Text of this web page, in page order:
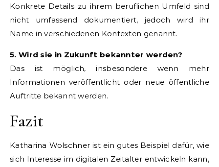
Konkrete Details zu ihrem beruflichen Umfeld sind
nicht umfassend dokumentiert, jedoch wird ihr
Name in verschiedenen Kontexten genannt.
5. Wird sie in Zukunft bekannter werden?
Das ist möglich, insbesondere wenn mehr
Informationen veröffentlicht oder neue öffentliche
Auftritte bekannt werden.
Fazit
Katharina Wolschner ist ein gutes Beispiel dafür, wie
sich Interesse im digitalen Zeitalter entwickeln kann,